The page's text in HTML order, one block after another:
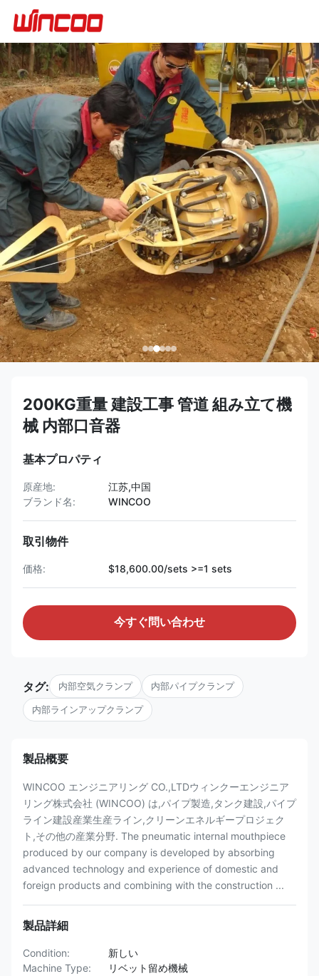
200KG重量 建設工事 管道 組み立て機
械 内部口音器
基本プロパティ
原産地:
江苏,中国
ブランド名:
WINCOO
取引物件
価格: $18,600.00/sets >=1 sets
今すぐ問い合わせ
タグ: 内部空気クランプ 内部パイプクランプ
内部ラインアップクランプ
製品概要
WINCOO エンジニアリング CO.,LTDウィンクーエンジニア
リング株式会社 (WINCOO) は,パイプ製造,タンク建設,パイプ
ライン建設産業生産ライン,クリーンエネルギープロジェク
ト,その他の産業分野. The pneumatic internal mouthpiece
produced by our company is developed by absorbing
advanced technology and experience of domestic and
foreign products and combining with the construction ...
製品詳細
Condition:
新しい
Machine Type:
リベット留め機械